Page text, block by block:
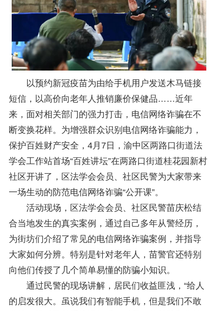
重庆市法学会数字法学研究会学术年会拟于11月14日召开 2025-10-28
中共重庆市委 重庆市人民政府 关于深入开展向“时代楷模”重庆检察未成年人保护工作团队代表学习活动的决定 2025-10-09
中央政法委印发通知要求学习宣传重庆检察未成年人保护工作团队代表先进事迹 2025-09-30
关于学习运用普法专栏节目《说法》的通知 2025-09-08
第二十届西部法治论坛暨法治宁夏论坛拟获奖论文公示 2025-09-07
征稿启事 2025-08-28
中国法学会2025年度部级法学研究课题立项公告 2025-07-20
中国法学会2025年度部级法学研究课题立项公示公告 2025-07-08
重庆市法学会第五期法学研究立项课题名单公布 2025-05-20
关于开展“2025年青年普法志愿者法治文化基层行”活动的通知 2025-04-22
2025-03-12
以预约新冠疫苗为由给手机用户发送木马链接
短信，以高价向老年人推销廉价保健品……近年
来，面对相关部门的强力打击，电信网络诈骗在不
断变换花样。为增强群众识别电信网络诈骗能力，
保护百姓财产安全，4月7日，渝中区两路口街道法
学会工作站首场“百姓讲坛”在两路口街道桂花园新村
社区开讲了，区法学会会员、社区民警为大家带来
一场生动的防范电信网络诈骗“公开课”。
活动现场，区法学会会员、社区民警苗庆松结
合当地发生的真实案例，通过自己多年从警经历，
为街坊们介绍了常见的电信网络诈骗案例，并指导
大家如何分辨。特别是针对老年人，苗警官还特别
向他们传授了几个简单易懂的防骗小知识。
通过民警的现场讲解，居民们收益匪浅，“给人
的启发很大。虽说我们有智能手机，但是我们不敢